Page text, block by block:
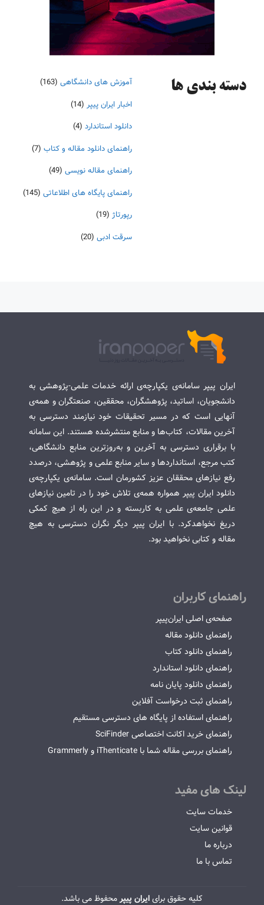
دسته‌ بندی ها آموزش های دانشگاهی (163)
اخبار ایران پیپر (14)
دانلود استاندارد (4)
راهنمای دانلود مقاله و کتاب (7)
راهنمای مقاله نویسی (49)
راهنمای پایگاه های اطلاعاتی (145)
رپورتاژ (19)
سرقت ادبی (20)
ایران پیپر سامانه‌ی یکپارچه‌ی ارائه خدمات علمی-پژوهشی به
دانشجویان، اساتید، پژوهشگران، محققین، صنعتگران و همه‌ی
آنهایی است که در مسیر تحقیقات خود نیازمند دسترسی به
آخرین مقالات، کتاب‌ها و منابع منتشرشده هستند. این سامانه
با برقراری دسترسی به آخرین و به‌روزترین منابع دانشگاهی،
کتب مرجع، استانداردها و سایر منابع علمی و پژوهشی، درصدد
رفع نیازهای محققان عزیز کشورمان است. سامانه‌ی یکپارچه‌ی
دانلود ایران پیپر همواره همه‌ی تلاش خود را در تامین نیازهای
علمی جامعه‌ی علمی به کاربسته و در این راه از هیچ کمکی
دریغ نخواهدکرد. با ایران پیپر دیگر نگران دسترسی به هیچ
مقاله و کتابی نخواهید بود.
راهنمای کاربران
صفحه‌ی اصلی ایران‌پیپر
راهنمای دانلود مقاله
راهنمای دانلود کتاب
راهنمای دانلود استاندارد
راهنمای دانلود پایان نامه
راهنمای ثبت درخواست آفلاین
راهنمای استفاده از پایگاه های دسترسی مستقیم
راهنمای خرید اکانت اختصاصی SciFinder
راهنمای بررسی مقاله شما با iThenticate و Grammerly
لینک های مفید
خدمات سایت
قوانین سایت
درباره ما
تماس با ما
کلیه حقوق برایایران پیپرمحفوظ می باشد.